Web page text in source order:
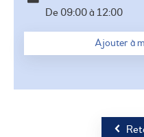
De 09:00à 12:00
Ajouter à